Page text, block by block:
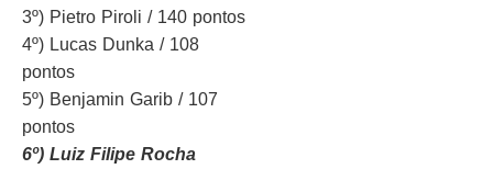
3º) Pietro Piroli / 140 pontos
4º) Lucas Dunka / 108
pontos
5º) Benjamin Garib / 107
pontos
6º) Luiz Filipe Rocha